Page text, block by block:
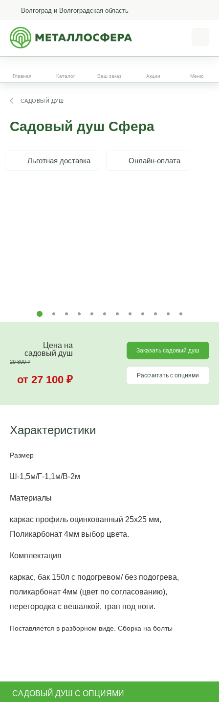
Волгоград и Волгоградская область
Главная Каталог Ваш заказ Акции Меню
САДОВЫЙ ДУШ
Садовый душ Сфера
Льготная доставка Онлайн-оплата
Цена на
садовый душ
29 800₽
от 27 100 ₽
Заказать садовый душ
Рассчитать с опциями
Характеристики
Размер
Ш-1,5м/Г-1,1м/В-2м
Материалы
каркас профиль оцинкованный 25х25 мм,
Поликарбонат 4мм выбор цвета.
Комплектация
каркас, бак 150л с подогревом/ без подогрева,
поликарбонат 4мм (цвет по согласованию),
перегородка с вешалкой, трап под ноги.
Поставляется в разборном виде. Сборка на болты
САДОВЫЙ ДУШ С ОПЦИЯМИ